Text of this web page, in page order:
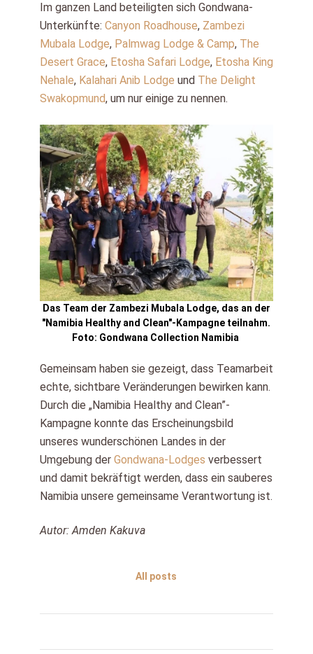
Im ganzen Land beteiligten sich Gondwana-
Unterkünfte: Canyon Roadhouse, Zambezi
Mubala Lodge, Palmwag Lodge & Camp, The
Desert Grace, Etosha Safari Lodge, Etosha King
Nehale, Kalahari Anib Lodge und The Delight
Swakopmund, um nur einige zu nennen.
Das Team der Zambezi Mubala Lodge, das an der
"Namibia Healthy and Clean"-Kampagne teilnahm.
Foto: Gondwana Collection Namibia
Gemeinsam haben sie gezeigt, dass Teamarbeit
echte, sichtbare Veränderungen bewirken kann.
Durch die „Namibia Healthy and Clean”-
Kampagne konnte das Erscheinungsbild
unseres wunderschönen Landes in der
Umgebung der Gondwana-Lodges verbessert
und damit bekräftigt werden, dass ein sauberes
Namibia unsere gemeinsame Verantwortung ist.
Autor: Amden Kakuva
All posts